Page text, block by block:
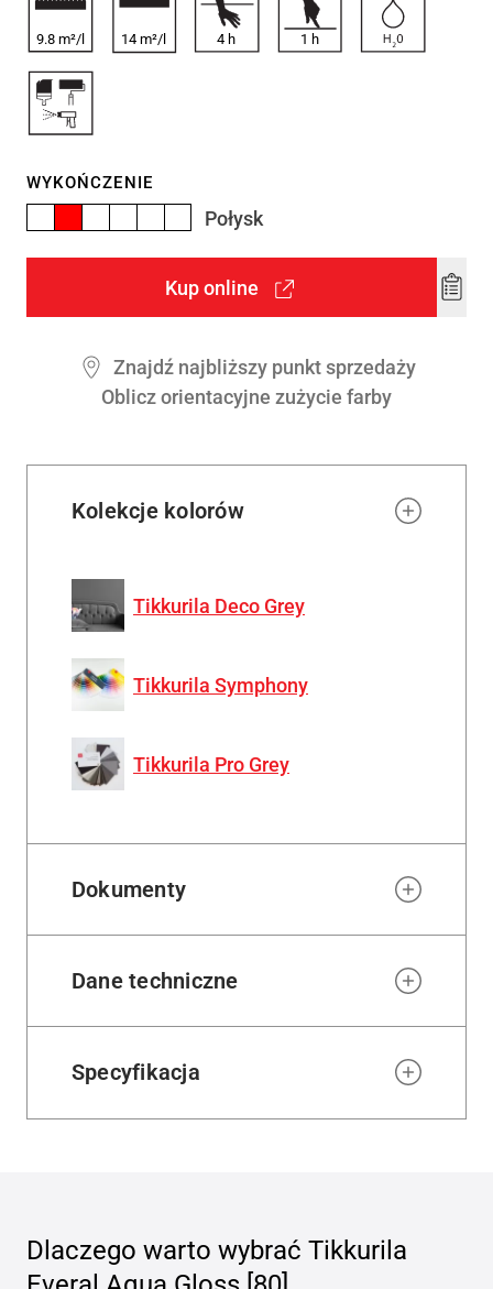
9.8 m²/l 14 m²/l 4h 1 h
WYKOŃCZENIE
Połysk
Kup online
Add
Znajdź najbliższy punkt sprzedaży
Oblicz orientacyjne zużycie farby
Kolekcje kolorów
Tikkurila Deco Grey
Tikkurila Symphony
Tikkurila Pro Grey
Dokumenty
Dane techniczne
Specyfikacja
Dlaczego warto wybrać Tikkurila